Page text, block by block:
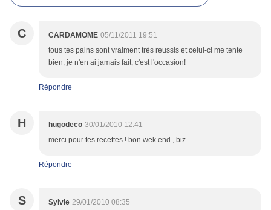
C CARDAMOME 05/11/2011 19:51
tous tes pains sont vraiment très reussis et celui-ci me tente
bien, je n'en ai jamais fait, c'est l'occasion!
Répondre
H hugodeco 30/01/2010 12:41
merci pour tes recettes ! bon wek end , biz
Répondre
S Sylvie 29/01/2010 08:35